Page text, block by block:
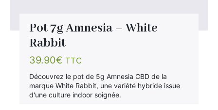
Pot 7g Amnesia – White
Rabbit
39.90€ TTC
Découvrez le pot de 5g Amnesia CBD de la
marque White Rabbit, une variété hybride issue
d'une culture indoor soignée.